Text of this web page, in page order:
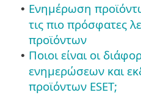
• Ενημέρωση
τις πιο πρόσφατες
προϊόντων
• Ποιοι είναι οι
ενημερώσεων και
προϊόντων ESET;